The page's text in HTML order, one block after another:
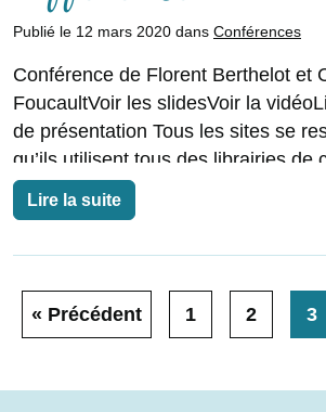
Publié le 12 mars 2020 dans Conférences
Conférence de Florent Berthelot et
FoucaultVoir les slidesVoir la
de présentation Tous les sites se
qu’ils utilisent tous des librairies de
Pour
Lire la suite
« Précédent 1 2 3